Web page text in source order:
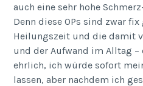
auch eine sehr hohe
Denn diese OPs sind zwar
Heilungszeit und die damit
und der Aufwand im Alltag –
ehrlich, ich würde sofort
lassen, aber nachdem ich